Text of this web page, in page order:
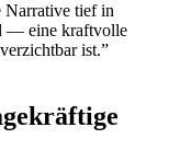
Narrative tief in
— eine kraftvolle
ist.”